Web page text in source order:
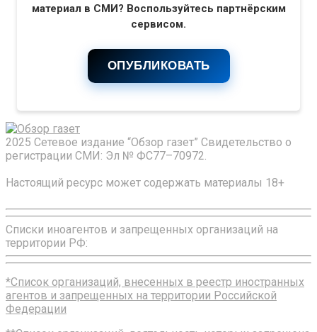
материал в СМИ? Воспользуйтесь партнёрским
сервисом.
ОПУБЛИКОВАТЬ
2025 Сетевое издание “Обзор газет” Свидетельство о
регистрации СМИ: Эл № ФС77–70972.
Настоящий ресурс может содержать материалы 18+
Списки иноагентов и запрещенных организаций на
территории РФ:
*Список организаций, внесенных в реестр иностранных
агентов и запрещенных на территории Российской
Федерации